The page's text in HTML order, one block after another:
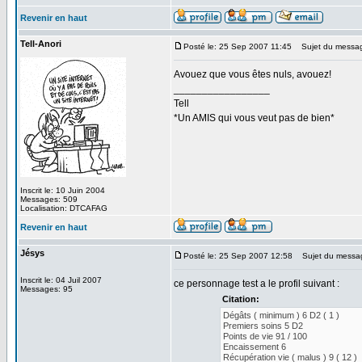
Revenir en haut
Tell-Anori
Inscrit le: 10 Juin 2004
Messages: 509
Localisation: DTCAFAG
Posté le: 25 Sep 2007 11:45 Sujet du
Avouez que vous êtes nuls, avouez!
Tell
*Un AMIS qui vous veut pas de bien*
Revenir en haut
Jésys
Inscrit le: 04 Juil 2007
Messages: 95
Posté le: 25 Sep 2007 12:58 Sujet du
ce personnage test a le profil suivant :
Citation:
Dégâts ( minimum ) 6 D2 ( 1 )
Premiers soins 5 D2
Points de vie 91 / 100
Encaissement 6
Récupération vie ( malus ) 9 ( 12 )